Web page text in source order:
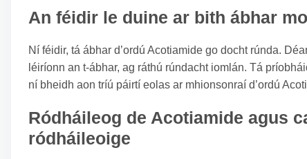
An féidir le duine ar bith ábhar
Ní féidir, tá ábhar d’ordú Acotiamide go docht rúnda.
léiríonn an t-ábhar, ag ráthú rúndacht iomlán. Tá
ní bheidh aon tríú páirtí eolas ar mhionsonraí d’ordú
Ródháileog de Acotiamide agus
ródháileoige